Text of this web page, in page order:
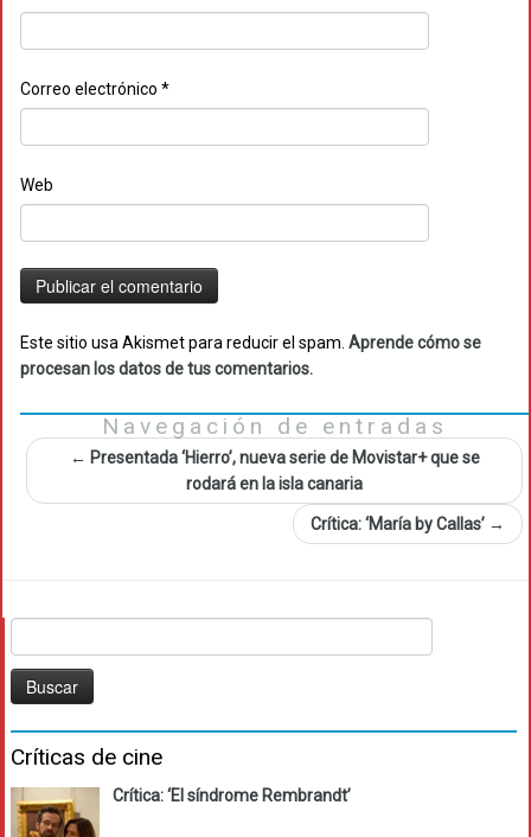
Correo electrónico *
Web
Este sitio usa Akismet para reducir el spam. Aprende cómo se
procesan los datos de tus comentarios.
Navegación de entradas
← Presentada ‘Hierro’, nueva serie de Movistar+ que se
rodará en la isla canaria
Crítica: ‘María by Callas’ →
Críticas de cine
Crítica: ‘El síndrome Rembrandt’